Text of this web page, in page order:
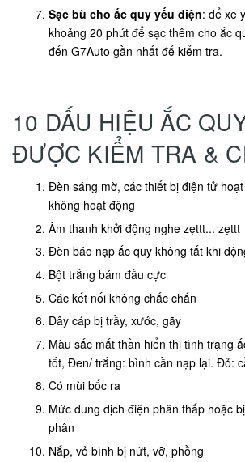
Sạc bù cho ắc quy yếu điện: để xe
khoảng 20 phút để sạc thêm cho ắc
đến G7Auto gần nhất để kiểm tra.
10 DẤU HIỆU ẮC
ĐƯỢC KIỂM TRA &
Đèn sáng mờ, các thiết bị điện tử
không hoạt động
Âm thanh khởi động nghe zẹttt... zẹttt
Đèn báo nạp ắc quy không tắt khi
Bột trắng bám đầu cực
Các kết nối không chắc chắn
Dây cáp bị trầy, xước, gãy
Màu sắc mắt thần hiển thị tình trạng
tốt, Đen/ trắng: bình cần nạp lại. Đỏ:
Có mùi bốc ra
Mức dung dịch điện phân thấp hoặc
phân
Nắp, vỏ bình bị nứt, vỡ, phồng